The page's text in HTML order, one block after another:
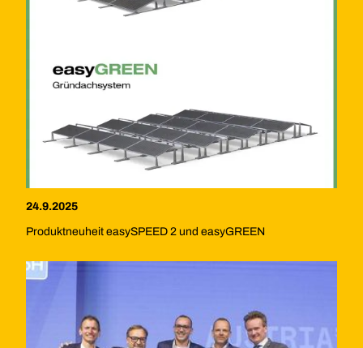
24.9.2025
Produktneuheit easySPEED 2 und easyGREEN